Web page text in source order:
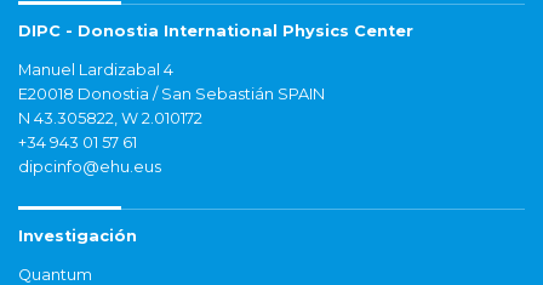
DIPC - Donostia International Physics Center
Manuel Lardizabal 4
E20018 Donostia / San Sebastián SPAIN
N 43.305822, W 2.010172
+34 943 01 57 61
dipcinfo@ehu.eus
Investigación
Quantum